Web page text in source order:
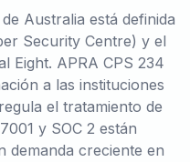
Australia está definida
Security Centre) y el
Eight. APRA CPS 234
a las instituciones
el tratamiento de
y SOC 2 están
demanda creciente en